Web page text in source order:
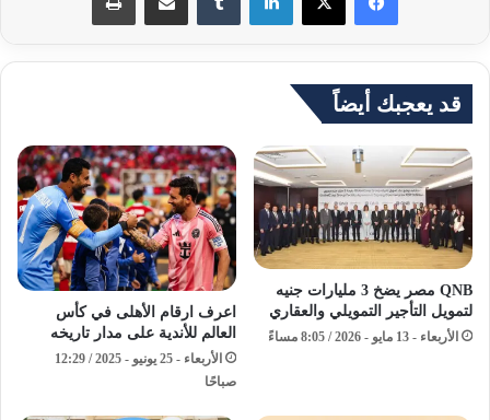
قد يعجبك أيضاً
QNB مصر يضخ 3 مليارات جنيه
لتمويل التأجير التمويلي والعقاري
الأربعاء - 13 مايو - 2026 / 8:05 مساءً
اعرف ارقام الأهلى في كأس
العالم للأندية على مدار تاريخه
الأربعاء - 25 يونيو - 2025 / 12:29
صباحًا